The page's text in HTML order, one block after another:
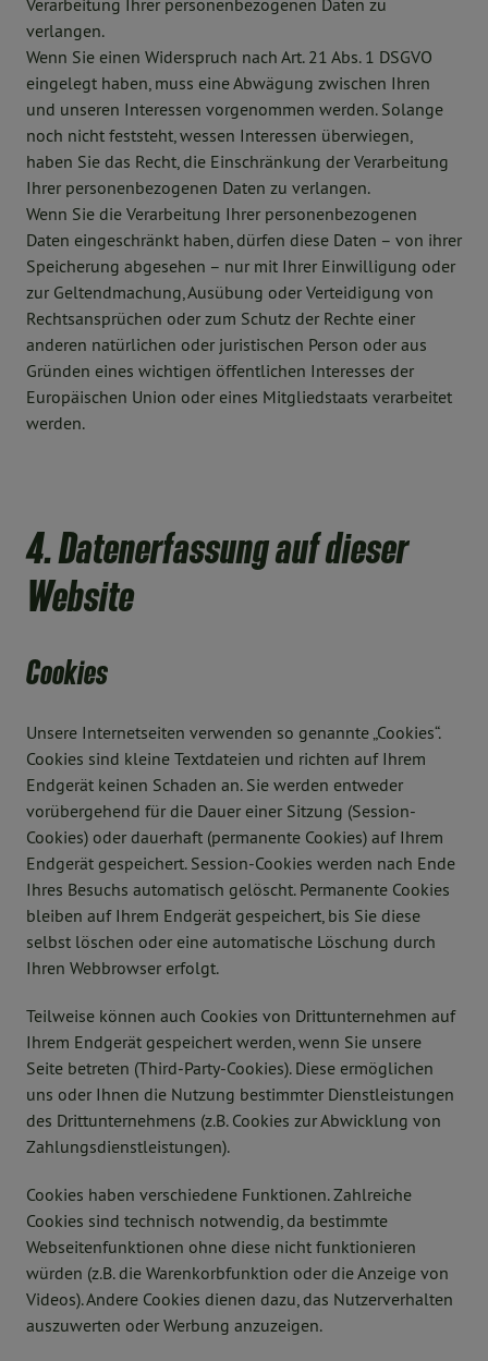
Verarbeitung Ihrer personenbezogenen Daten zu
verlangen.
Wenn Sie einen Widerspruch nach Art. 21 Abs. 1 DSGVO
eingelegt haben, muss eine Abwägung zwischen Ihren
und unseren Interessen vorgenommen werden. Solange
noch nicht feststeht, wessen Interessen überwiegen,
haben Sie das Recht, die Einschränkung der Verarbeitung
Ihrer personenbezogenen Daten zu verlangen.
Wenn Sie die Verarbeitung Ihrer personenbezogenen
Daten eingeschränkt haben, dürfen diese Daten – von ihrer
Speicherung abgesehen – nur mit Ihrer Einwilligung oder
zur Geltendmachung, Ausübung oder Verteidigung von
Rechtsansprüchen oder zum Schutz der Rechte einer
anderen natürlichen oder juristischen Person oder aus
Gründen eines wichtigen öffentlichen Interesses der
Europäischen Union oder eines Mitgliedstaats verarbeitet
werden.
4. Datenerfassung auf dieser
Website
Cookies
Unsere Internetseiten verwenden so genannte „Cookies“.
Cookies sind kleine Textdateien und richten auf Ihrem
Endgerät keinen Schaden an. Sie werden entweder
vorübergehend für die Dauer einer Sitzung (Session-
Cookies) oder dauerhaft (permanente Cookies) auf Ihrem
Endgerät gespeichert. Session-Cookies werden nach Ende
Ihres Besuchs automatisch gelöscht. Permanente Cookies
bleiben auf Ihrem Endgerät gespeichert, bis Sie diese
selbst löschen oder eine automatische Löschung durch
Ihren Webbrowser erfolgt.
Teilweise können auch Cookies von Drittunternehmen auf
Ihrem Endgerät gespeichert werden, wenn Sie unsere
Seite betreten (Third-Party-Cookies). Diese ermöglichen
uns oder Ihnen die Nutzung bestimmter Dienstleistungen
des Drittunternehmens (z.B. Cookies zur Abwicklung von
Zahlungsdienstleistungen).
Cookies haben verschiedene Funktionen. Zahlreiche
Cookies sind technisch notwendig, da bestimmte
Webseitenfunktionen ohne diese nicht funktionieren
würden (z.B. die Warenkorbfunktion oder die Anzeige von
Videos). Andere Cookies dienen dazu, das Nutzerverhalten
auszuwerten oder Werbung anzuzeigen.